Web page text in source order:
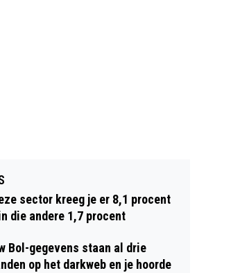
sector kreeg je er 8,1 procent
die andere 1,7 procent
Bol-gegevens staan al drie
op het darkweb en je hoorde